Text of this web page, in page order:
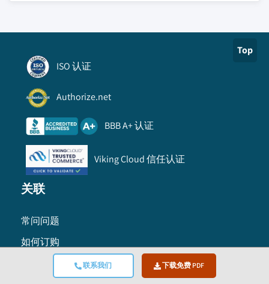
联系我们 下载免费 PDF
Top
ISO 认证
Authorize.net
BBB A+ 认证
Viking Cloud 信任认证
关联
常问问题
如何订购